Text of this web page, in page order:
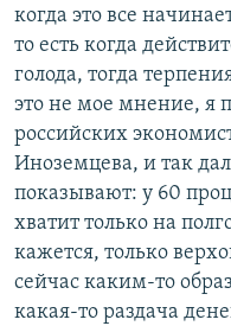
когда это все
то есть когда
голода, тогда
это не мое мнение, я
российских
Иноземцева, и так
показывают: у 60
хватит только на
кажется, только
сейчас каким-то
какая-то раздача